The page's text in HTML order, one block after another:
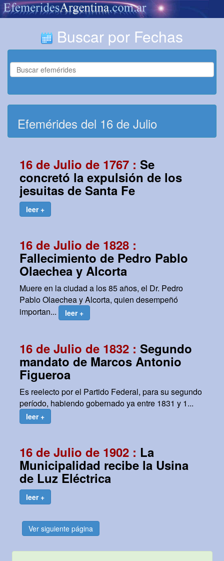
Buscar por Fechas
Efemérides del 16 de Julio
16 de Julio de 1767 : Se
concretó la expulsión de los
jesuitas de Santa Fe
leer +
16 de Julio de 1828 :
Fallecimiento de Pedro Pablo
Olaechea y Alcorta
Muere en la ciudad a los 85 años, el Dr. Pedro
Pablo Olaechea y Alcorta, quien desempeñó
importan...
leer +
16 de Julio de 1832 : Segundo
mandato de Marcos Antonio
Figueroa
Es reelecto por el Partido Federal, para su segundo
período, habiendo gobernado ya entre 1831 y 1...
leer +
16 de Julio de 1902 : La
Municipalidad recibe la Usina
de Luz Eléctrica
leer +
Ver siguiente página